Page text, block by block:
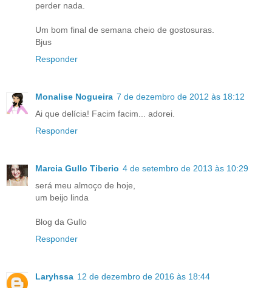
perder nada.
Um bom final de semana cheio de gostosuras.
Bjus
Responder
Monalise Nogueira 7 de dezembro de 2012 às 18:12
Ai que delícia! Facim facim... adorei.
Responder
Marcia Gullo Tiberio 4 de setembro de 2013 às 10:29
será meu almoço de hoje,
um beijo linda
Blog da Gullo
Responder
Laryhssa 12 de dezembro de 2016 às 18:44